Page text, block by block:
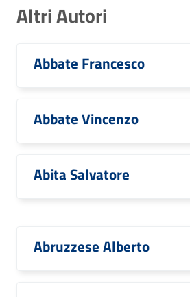
Altri Autori
Abbate Francesco
Abbate Vincenzo
Abita Salvatore
Abruzzese Alberto